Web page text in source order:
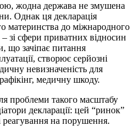
жодна держава не змушена
Однак ця декларація
материнства до міжнародного
зі сфери приватних відносин
що зачіпає питання
створює серйозні
невизначеність для
медичну шкоду.
проблеми такого масштабу
декларації: цей “ринок”
реагування на порушення.